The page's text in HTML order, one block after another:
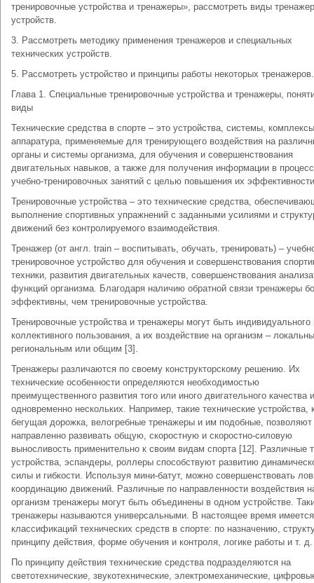
тренировочные устройства и тренажеры», рассмотреть виды
устройств.
3. Рассмотреть методику применения тренажеров и специальных
технических устройств.
5. Рассмотреть устройство и принципы работы некоторых тренажеров.
Глава 1. Специальные тренировочные устройства и тренажеры,
виды
Технические средства в спорте – это устройства, системы,
аппаратура, применяемые для тренирующего воздействия на
органы и системы организма, для обучения и совершенствования
двигательных навыков, а также для получения информации в
учебно-тренировочных занятий с целью повышения их
Тренировочные устройства – это технические средства,
выполнение спортивных упражнений с заданными усилиями и
движений без контролируемого взаимодействия.
Тренажер (от англ. train – воспитывать, обучать, тренировать) –
тренировочное устройство для обучения и совершенствования
техники, развития двигательных качеств, совершенствования
функций организма. Благодаря наличию обратной связи тренажеры
эффективны, чем тренировочные устройства.
Тренировочные устройства и тренажеры могут быть индивидуального
коллективного пользования, а их воздействие на организм –
региональным или общим [3].
Тренажеры различаются по своему конструкторскому решению. Их
технические особенности определяются необходимостью
преимущественного развития того или иного двигательного качества
одновременно нескольких. Например, такие технические устройства,
бегущая дорожка, велогребные тренажеры и им подобные, позволяют
направленно развивать общую, скоростную и скоростно-силовую
выносливость применительно к своим видам спорта [12]. Различные
устройства, эспандеры, роллеры способствуют развитию
силы и гибкости. Используя мини-батут, можно совершенствовать
координацию движений. Различные по направленности воздействия
организм тренажеры могут быть объединены в одном устройстве.
тренажеры называются универсальными. В настоящее время
классификаций технических средств в спорте: по назначению,
принципу действия, форме обучения и контроля, логике работы и т. д.
По принципу действия технические средства подразделяются на
светотехнические, звукотехнические, электромеханические,